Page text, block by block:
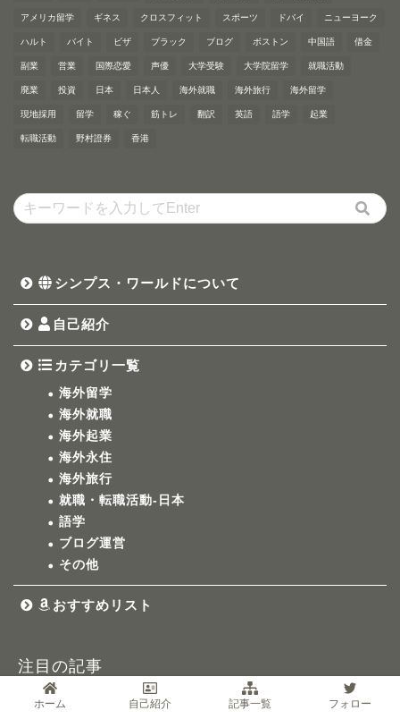
アメリカ留学 ギネス クロスフィット スポーツ ドバイ ニューヨーク
ハルト バイト ビザ ブラック ブログ ボストン 中国語 借金
副業 営業 国際恋愛 声優 大学受験 大学院留学 就職活動
廃業 投資 日本 日本人 海外就職 海外旅行 海外留学
現地採用 留学 稼ぐ 筋トレ 翻訳 英語 語学 起業
転職活動 野村證券 香港
シンプス・ワールドについて
自己紹介
カテゴリ一覧
海外留学
海外就職
海外起業
海外永住
海外旅行
就職・転職活動-日本
語学
ブログ運営
その他
おすすめリスト
注目の記事
ホーム 自己紹介 記事一覧 フォロー